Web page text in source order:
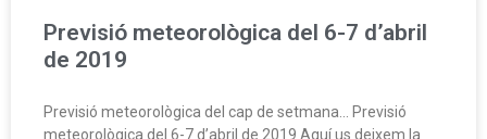
Previsió meteorològica del 6-7 d’abril
de 2019
Previsió meteorològica del cap de setmana… Previsió
meteorològica del 6-7 d’abril de 2019 Aquí us deixem la